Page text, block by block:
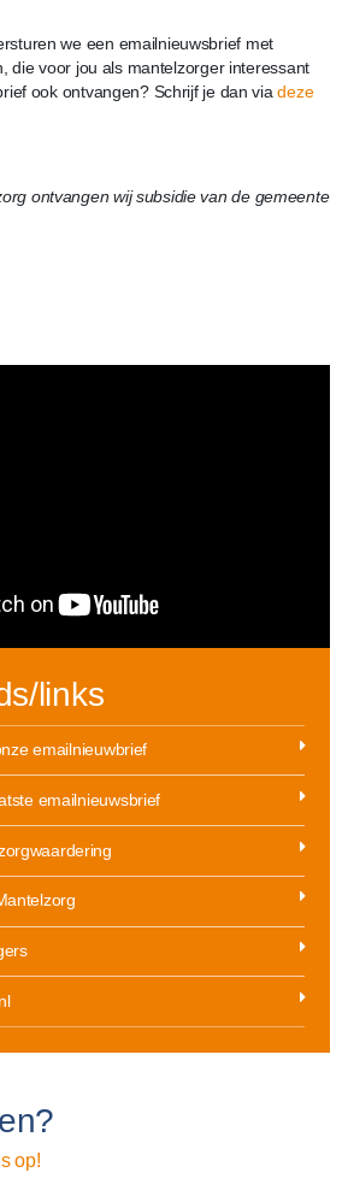
we een emailnieuwsbrief met
die voor jou als mantelzorger interessant
ook ontvangen? Schrijf je dan viadeze
ontvangen wij subsidie van de gemeente
links
emailnieuwbrief
emailnieuwsbrief
op!